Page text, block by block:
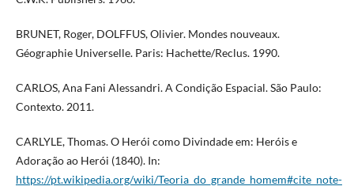
BRUNET, Roger, DOLFFUS, Olivier. Mondes nouveaux.
Géographie Universelle. Paris: Hachette/Reclus. 1990.
CARLOS, Ana Fani Alessandri. A Condição Espacial. São Paulo:
Contexto. 2011.
CARLYLE, Thomas. O Herói como Divindade em: Heróis e
Adoração ao Herói (1840). In:
https://pt.wikipedia.org/wiki/Teoria_do_grande_homem#cite_note-